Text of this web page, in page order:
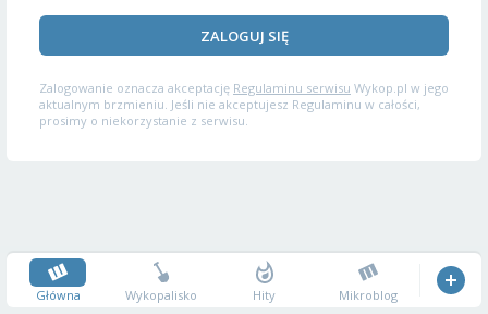
ZALOGUJ SIĘ
Zalogowanie oznacza akceptację Regulaminu serwisu Wykop.pl w jego
aktualnym brzmieniu. Jeśli nie akceptujesz Regulaminu w całości,
prosimy o niekorzystanie z serwisu.
Główna Wykopalisko Hity Mikroblog